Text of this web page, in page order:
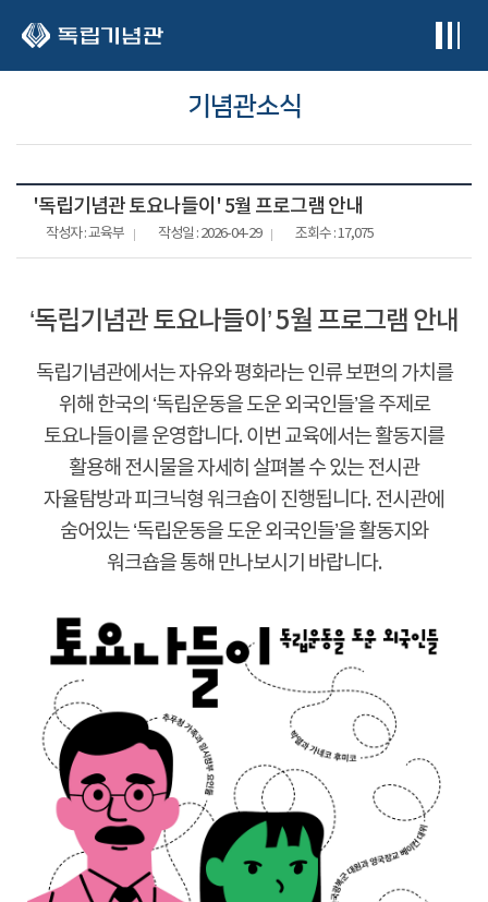
기념관소식
'독립기념관 토요나들이' 5월 프로그램 안내
작성자 : 교육부 작성일 : 2026-04-29 조회수 : 17,075
‘독립기념관 토요나들이 ’ 5월 프로그램 안내
독립기념관에서는 자유와 평화라는 인류 보편의 가치를
위해 한국의 ‘독립운동을 도운 외국인들’을 주제로
토요나들이를 운영합니다. 이번 교육에서는 활동지를
활용해 전시물을 자세히 살펴볼 수 있는 전시관
자율탐방과 피크닉형 워크숍이 진행됩니다. 전시관에
숨어있는‘독립운동을 도운 외국인들’을 활동지와
워크숍을 통해 만나보시기 바랍니다.